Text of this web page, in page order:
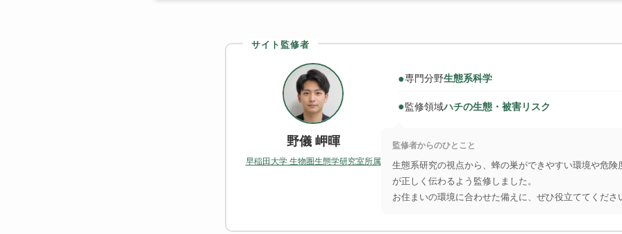
サイト監修者
野儀 岬暉
早稲田大学 生物圏生態学研究室所属
●専門分野生態系科学
●監修領域ハチの生態・被害リスク
監修者からのひとこと
生態系研究の視点から、蜂の巣ができやすい環境や危険
が正しく伝わるよう監修しました。
お住まいの環境に合わせた備えに、ぜひ役立ててくださ